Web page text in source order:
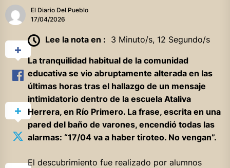
El Diario Del Pueblo
17/04/2026
Lee la nota en : 3 Minuto/s, 12 Segundo/s
La tranquilidad habitual de la comunidad
educativa se vio abruptamente alterada en las
últimas horas tras el hallazgo de un mensaje
intimidatorio dentro de la escuela Ataliva
Herrera, en Río Primero. La frase, escrita en una
pared del baño de varones, encendió todas las
alarmas: “17/04 va a haber tiroteo. No vengan”.
El descubrimiento fue realizado por alumnos